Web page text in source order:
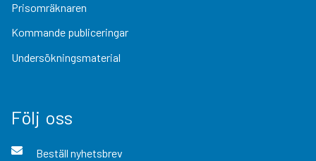
Prisomräknaren
Kommande publiceringar
Undersökningsmaterial
Följ oss
Beställ nyhetsbrev